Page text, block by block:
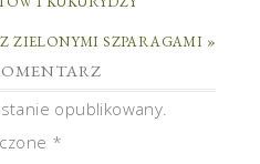
ZIELONYMI SZPARAGAMI »
opublikowany.
*